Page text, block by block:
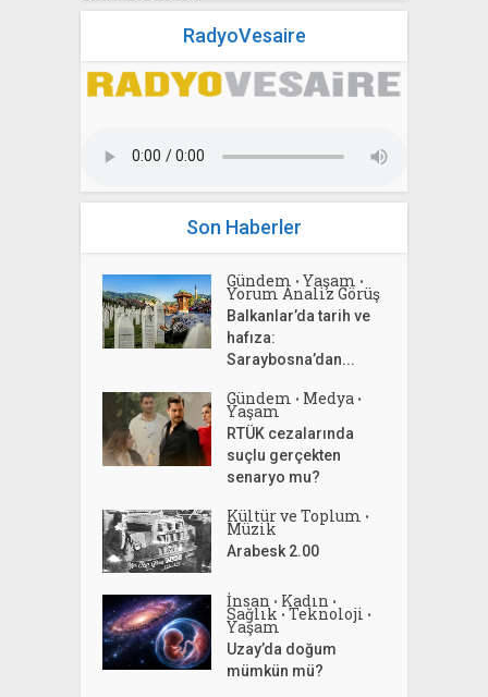
RadyoVesaire
Son Haberler
Gündem • Yaşam •
Yorum Analiz Görüş
Balkanlar’da tarih ve
hafıza:
Saraybosna’dan...
Gündem • Medya •
Yaşam
RTÜK cezalarında
suçlu gerçekten
senaryo mu?
Kültür ve Toplum •
Müzik
Arabesk 2.00
İnsan • Kadın •
Sağlık • Teknoloji •
Yaşam
Uzay’da doğum
mümkün mü?